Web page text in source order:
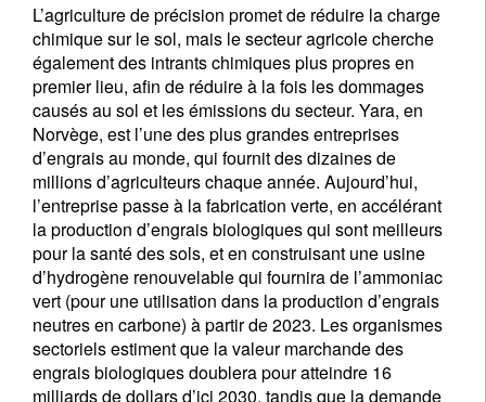
L’agriculture de précision promet de réduire la charge
chimique sur le sol, mais le secteur agricole cherche
également des intrants chimiques plus propres en
premier lieu, afin de réduire à la fois les dommages
causés au sol et les émissions du secteur. Yara, en
Norvège, est l’une des plus grandes entreprises
d’engrais au monde, qui fournit des dizaines de
millions d’agriculteurs chaque année. Aujourd’hui,
l’entreprise passe à la fabrication verte, en accélérant
la production d’engrais biologiques qui sont meilleurs
pour la santé des sols, et en construisant une usine
d’hydrogène renouvelable qui fournira de l’ammoniac
vert (pour une utilisation dans la production d’engrais
neutres en carbone) à partir de 2023. Les organismes
sectoriels estiment que la valeur marchande des
engrais biologiques doublera pour atteindre 16
milliards de dollars d’ici 2030, tandis que la demande